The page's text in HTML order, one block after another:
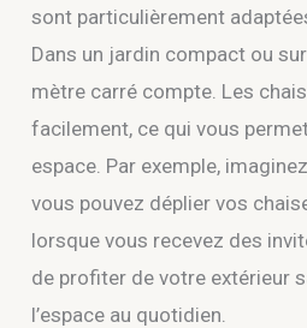
sont particulièrement
Dans un jardin compact ou
mètre carré compte. Les
facilement, ce qui vous
espace. Par exemple,
vous pouvez déplier vos
lorsque vous recevez des
de profiter de votre extérieur
l’espace au quotidien.